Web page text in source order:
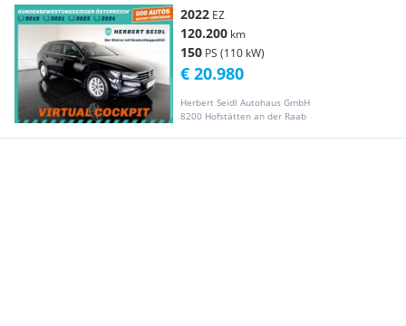
2022 EZ
120.200 km
150 PS (110 kW)
Herbert Seidl Autohaus GmbH
8200 Hofstätten an der Raab
€ 20.980